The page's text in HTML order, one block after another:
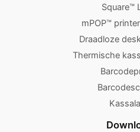
Square™
mPOP™
Draadloze
Thermische